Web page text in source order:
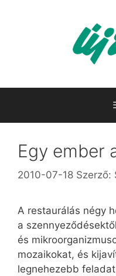
Egy ember
2010-07-18 Szerző:
A restaurálás négy
a
és
mozaikokat, és
legnehezebb